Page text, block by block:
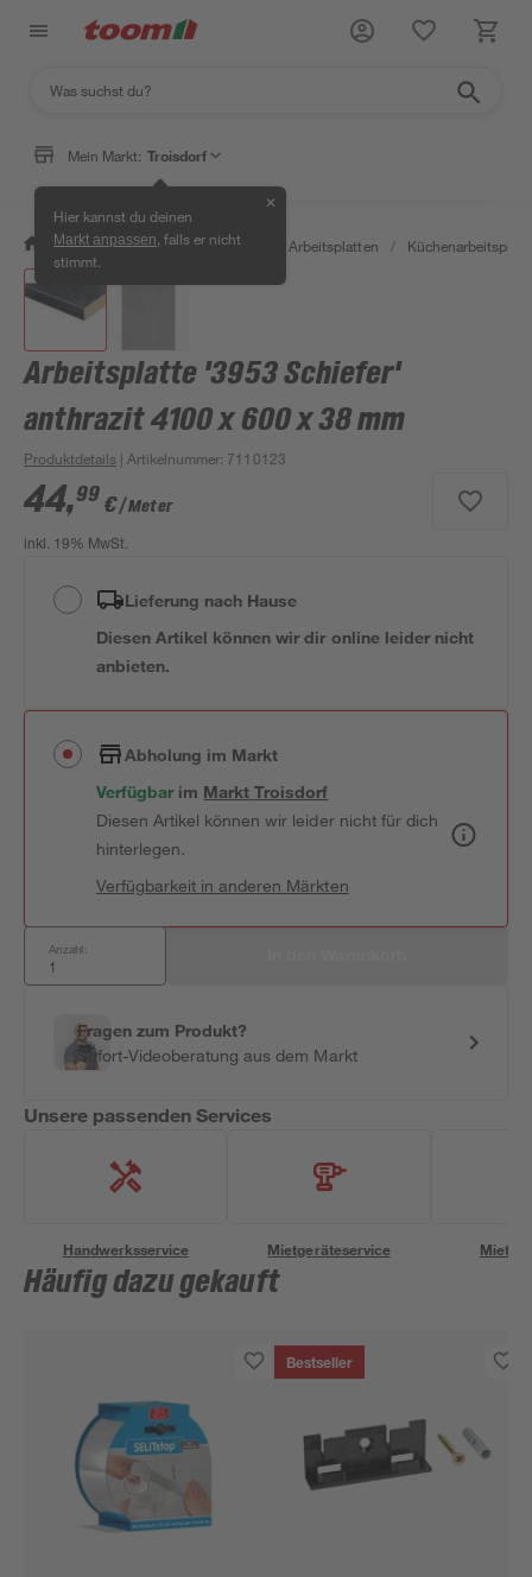
Mein Markt: Troisdorf
Hier kannst du deinen
Markt anpassen , falls er nicht
stimmt.
✕
/ Bauen & Renovieren / Holz Arbeitsplatten /
Arbeitsplatte '3953 Schiefer'
anthrazit 4100 x 600 x 38 mm
Produktdetails | Artikelnummer: 7110123
44,99 €/ Meter
inkl. 19% MwSt.
Lieferung nach Hause
Diesen Artikel können wir dir online leider nicht
anbieten.
Abholung im Markt
Verfügbar im MarktTroisdorf
Diesen Artikel können wir leider nicht für dich
hinterlegen.
Verfügbarkeit in anderen Märkten
Anzahl:
Fragen zum Produkt?
Sofort-Videoberatung aus dem Markt
Unsere passenden Services
Handwerksservice Mietgeräteservice
Häufig dazu gekauft
Bestseller